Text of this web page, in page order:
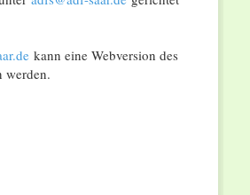
kann eine Webversion des
werden.